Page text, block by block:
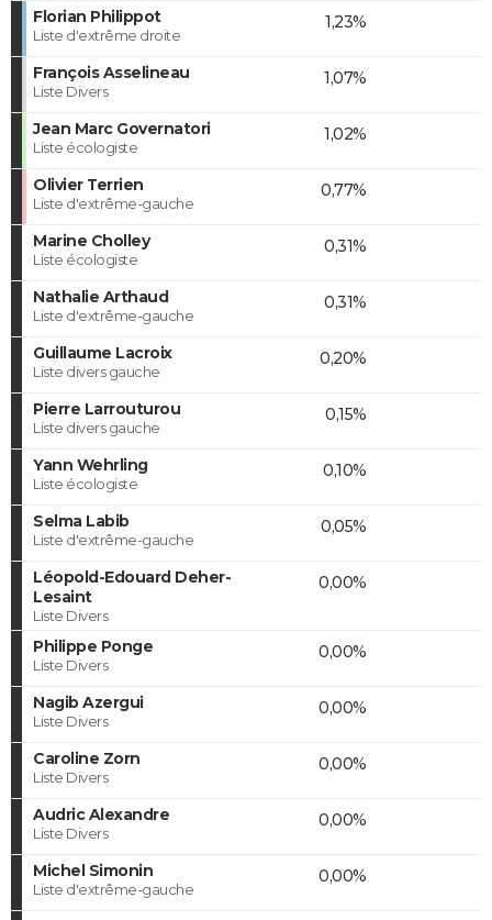
Florian Philippot
Liste d'extrême droite
1,23%
François Asselineau
Liste Divers
1,07%
Jean Marc Governatori
Liste écologiste
1,02%
Olivier Terrien
Liste d'extrême-gauche
0,77%
Marine Cholley
Liste écologiste
0,31%
Nathalie Arthaud
Liste d'extrême-gauche
0,31%
Guillaume Lacroix
Liste divers gauche
0,20%
Pierre Larrouturou
Liste divers gauche
0,15%
Yann Wehrling
Liste écologiste
0,10%
Selma Labib
Liste d'extrême-gauche
0,05%
Léopold-Edouard Deher-
Lesaint
Liste Divers
0,00%
Philippe Ponge
Liste Divers
0,00%
Nagib Azergui
Liste Divers
0,00%
Caroline Zorn
Liste Divers
0,00%
Audric Alexandre
Liste Divers
0,00%
Michel Simonin
Liste d'extrême-gauche
0,00%